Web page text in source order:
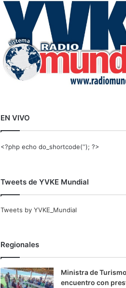
r
EN VIVO
<?php echo do_shortcode(‘‘); ?>
Tweets de YVKE Mundial
Tweets by YVKE_Mundial
Regionales
Ministra de
encuentro con